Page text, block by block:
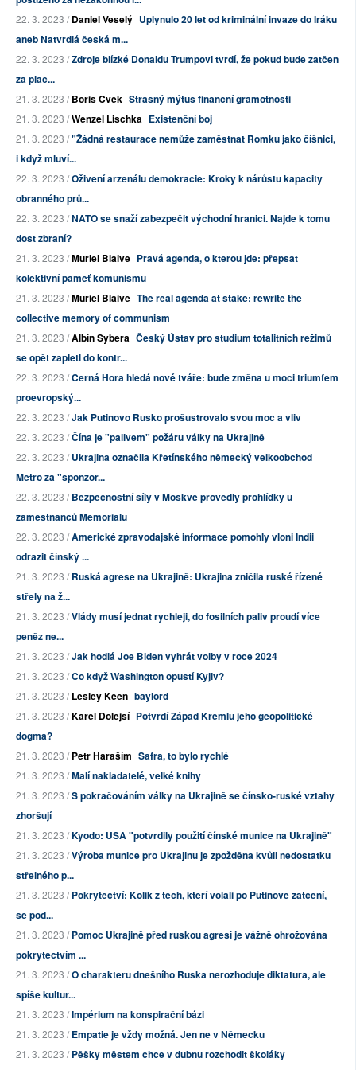
22. 3. 2023 /Daniel Veselý Uplynulo 20 let od kriminální invaze do Iráku
aneb Natvrdlá česká m...
22. 3. 2023 /Zdroje blízké Donaldu Trumpovi tvrdí, že pokud bude zatčen
za plac...
21. 3. 2023 /Boris Cvek Strašný mýtus finanční gramotnosti
21. 3. 2023 /Wenzel Lischka Existenční boj
21. 3. 2023 /"Žádná restaurace nemůže zaměstnat Romku jako číšnici,
i když mluví...
22. 3. 2023 /Oživení arzenálu demokracie: Kroky k nárůstu kapacity
obranného prů...
22. 3. 2023 /NATO se snaží zabezpečit východní hranici. Najde k tomu
dost zbraní?
21. 3. 2023 /Muriel Blaive Pravá agenda, o kterou jde: přepsat
kolektivní paměť komunismu
21. 3. 2023 /Muriel Blaive The real agenda at stake: rewrite the
collective memory of communism
21. 3. 2023 /Albín Sybera Český Ústav pro studium totalitních režimů
se opět zapletl do kontr...
22. 3. 2023 /Černá Hora hledá nové tváře: bude změna u moci triumfem
proevropský...
22. 3. 2023 /Jak Putinovo Rusko prošustrovalo svou moc a vliv
22. 3. 2023 /Čína je "palivem" požáru války na Ukrajině
22. 3. 2023 /Ukrajina označila Křetínského německý velkoobchod
Metro za "sponzor...
22. 3. 2023 /Bezpečnostní síly v Moskvě provedly prohlídky u
zaměstnanců Memorialu
22. 3. 2023 /Americké zpravodajské informace pomohly vloni Indii
odrazit čínský ...
21. 3. 2023 /Ruská agrese na Ukrajině: Ukrajina zničila ruské řízené
střely na ž...
21. 3. 2023 /Vlády musí jednat rychleji, do fosilních paliv proudí více
peněz ne...
21. 3. 2023 /Jak hodlá Joe Biden vyhrát volby v roce 2024
21. 3. 2023 /Co když Washington opustí Kyjiv?
21. 3. 2023 /Lesley Keen baylord
21. 3. 2023 /Karel Dolejší Potvrdí Západ Kremlu jeho geopolitické
dogma?
21. 3. 2023 /Petr Haraším Safra, to bylo rychlé
21. 3. 2023 /Malí nakladatelé, velké knihy
21. 3. 2023 /S pokračováním války na Ukrajině se čínsko-ruské vztahy
zhoršují
21. 3. 2023 /Kyodo: USA "potvrdily použití čínské munice na Ukrajině"
21. 3. 2023 /Výroba munice pro Ukrajinu je zpožděna kvůli nedostatku
střelného p...
21. 3. 2023 /Pokrytectví: Kolik z těch, kteří volali po Putinově zatčení,
se pod...
21. 3. 2023 /Pomoc Ukrajině před ruskou agresí je vážně ohrožována
pokrytectvím ...
21. 3. 2023 /O charakteru dnešního Ruska nerozhoduje diktatura, ale
spíše kultur...
21. 3. 2023 /Impérium na konspirační bázi
21. 3. 2023 /Empatie je vždy možná. Jen ne v Německu
21. 3. 2023 /Pěšky městem chce v dubnu rozchodit školáky